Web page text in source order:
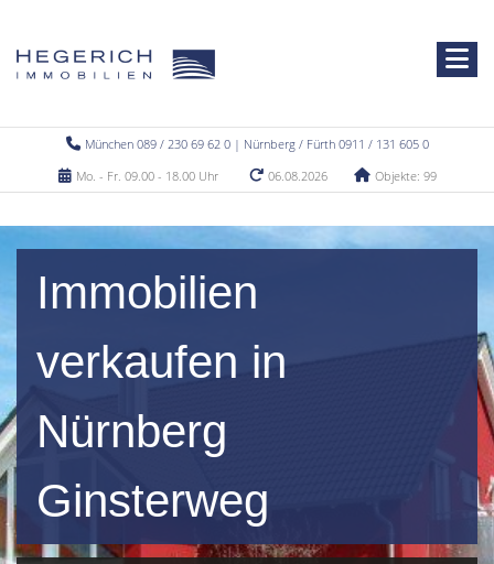
München 089 / 230 69 62 0 | Nürnberg / Fürth 0911 / 131 605 0
Mo. - Fr. 09.00 - 18.00 Uhr
06.08.2026 Objekte: 99
Immobilien
verkaufen in
Nürnberg
Ginsterweg